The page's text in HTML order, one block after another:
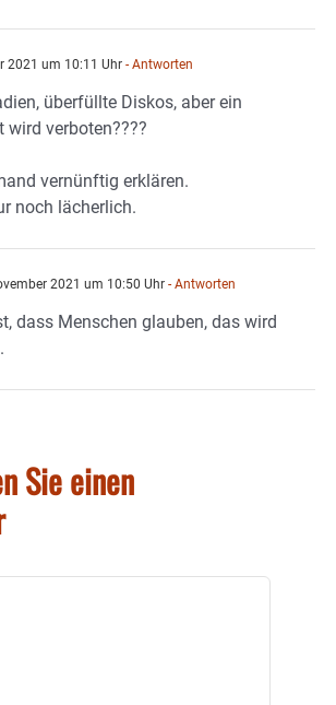
2021 um 10:11 Uhr - Antworten
überfüllte Diskos, aber ein
verboten????
vernünftig erklären.
noch lächerlich.
2021 um 10:50 Uhr - Antworten
dass Menschen glauben, das wird
Sie einen